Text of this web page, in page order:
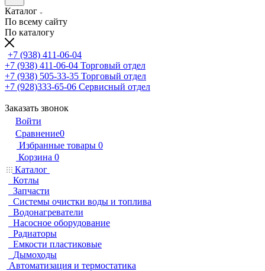
Каталог
По всему сайту
По каталогу
+7 (938) 411-06-04
+7 (938) 411-06-04 Торговый отдел
+7 (938) 505-33-35 Торговый отдел
+7 (928)333-65-06 Сервисный отдел
Заказать звонок
Войти
Сравнение0
Избранные товары 0
Корзина 0
Каталог
Котлы
Запчасти
Системы очистки воды и топлива
Водонагреватели
Насосное оборудование
Радиаторы
Емкости пластиковые
Дымоходы
Автоматизация и термостатика